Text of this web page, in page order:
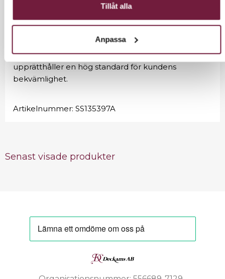
Tillåt alla
Anpassa
tilltalande utseende med italiensk design och
högkvalitativ finish, vilket skapar optimala
på frisörstolen säkerställer en hög arbetskomfort
utan att belasta ryggraden, samtidigt som den
upprätthåller en hög standard för kundens
bekvämlighet.
Artikelnummer: SS135397A
Senast visade produkter